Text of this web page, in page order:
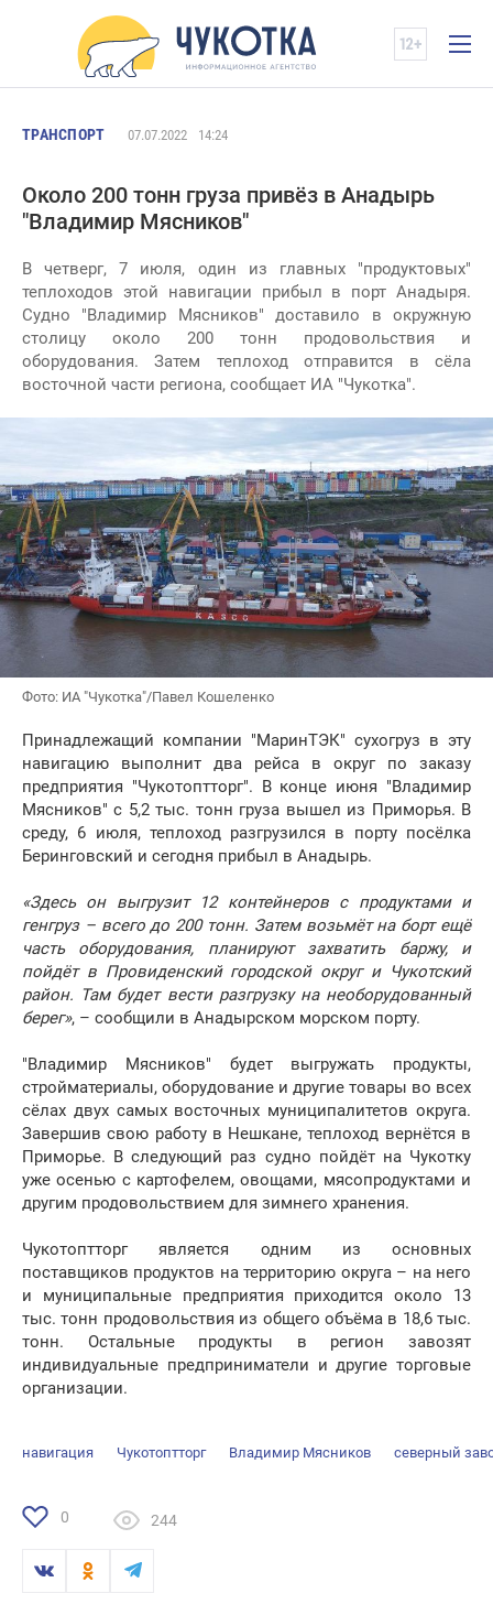
ТРАНСПОРТ 07.07.2022 14:24
Около 200 тонн груза привёз в Анадырь
"Владимир Мясников"
В четверг, 7 июля, один из главных "продуктовых"
теплоходов этой навигации прибыл в порт Анадыря.
Судно "Владимир Мясников" доставило в окружную
столицу около 200 тонн продовольствия и
оборудования. Затем теплоход отправится в сёла
восточной части региона, сообщает ИА "Чукотка".
Фото: ИА "Чукотка"/Павел Кошеленко
Принадлежащий компании "МаринТЭК" сухогруз в эту
навигацию выполнит два рейса в округ по заказу
предприятия "Чукотоптторг". В конце июня "Владимир
Мясников" с 5,2 тыс. тонн груза вышел из Приморья. В
среду, 6 июля, теплоход разгрузился в порту посёлка
Беринговский и сегодня прибыл в Анадырь.
«Здесь он выгрузит 12 контейнеров с продуктами и
генгруз – всего до 200 тонн. Затем возьмёт на борт ещё
часть оборудования, планируют захватить баржу, и
пойдёт в Провиденский городской округ и Чукотский
район. Там будет вести разгрузку на необорудованный
берег», – сообщили в Анадырском морском порту.
"Владимир Мясников" будет выгружать продукты,
стройматериалы, оборудование и другие товары во всех
сёлах двух самых восточных муниципалитетов округа.
Завершив свою работу в Нешкане, теплоход вернётся в
Приморье. В следующий раз судно пойдёт на Чукотку
уже осенью с картофелем, овощами, мясопродуктами и
другим продовольствием для зимнего хранения.
Чукотоптторг является одним из основных
поставщиков продуктов на территорию округа – на него
и муниципальные предприятия приходится около 13
тыс. тонн продовольствия из общего объёма в 18,6 тыс.
тонн. Остальные продукты в регион завозят
индивидуальные предприниматели и другие торговые
организации.
навигация Чукотоптторг Владимир Мясников северный
0 244